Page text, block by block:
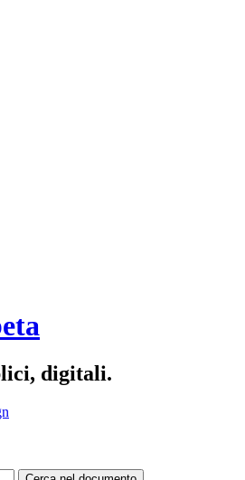
digitali.